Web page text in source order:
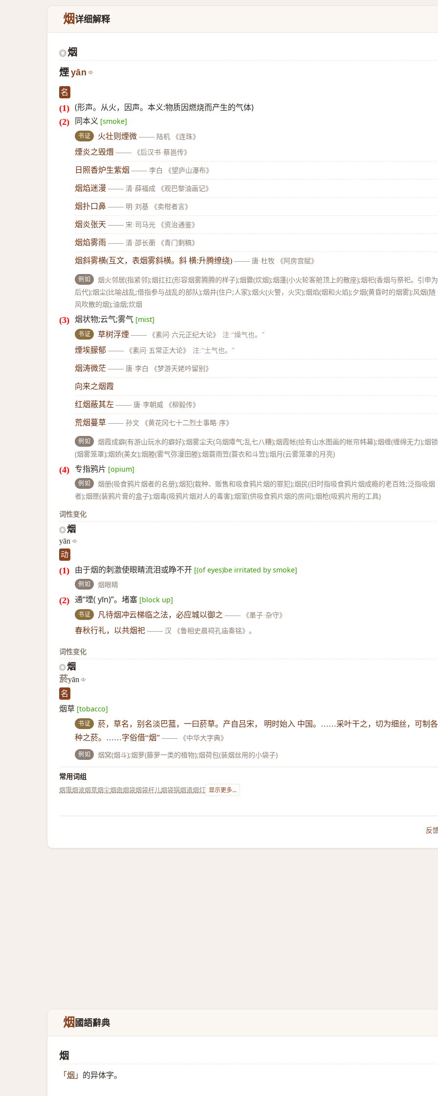
烟详细解释
◎烟
煙 yān
名
(形声。从火，因声。本义:物质因燃烧而产生的气体)
同本义 [smoke]
书证 火壮则煙微 —— 陆机 《连珠》
煙炎之毁熸 —— 《后汉书·蔡邕传》
日照香炉生紫烟 —— 李白 《望庐山瀑布》
烟焰迷漫 —— 清·薛福成 《观巴黎油画记》
烟扑口鼻 —— 明·刘基 《卖柑者言》
烟炎张天 —— 宋·司马光 《资治通鉴》
烟焰雾雨 —— 清·邵长蘅 《青门剩稿》
烟斜雾横(互文，表烟雾斜横。斜 横:升腾缭绕) —— 唐·杜牧 《阿房宫赋》
例如
烟火邻居(指紧邻);烟扛扛(形容烟雾腾腾的样子);烟爨(炊烟);烟蓬(小火轮客舱顶上的散座);烟祀(香烟与祭祀。引申为
后代);烟尘(比喻战乱;借指参与战乱的部队);烟井(住户;人家);烟火(火警，火灾);烟焰(烟和火焰);夕烟(黄昏时的烟雾);风烟(随
风吹散的烟);油烟;炊烟
烟状物;云气;雾气 [mist]
书证 草树浮煙 —— 《素问·六元正纪大论》 注:“燥气也。”
煙埃朦郁 —— 《素问·五常正大论》 注:“土气也。”
烟涛微茫 —— 唐·李白 《梦游天姥吟留别》
向来之烟霞
红烟蔽其左 —— 唐·李朝威 《柳毅传》
荒烟蔓草 —— 孙文 《黄花冈七十二烈士事略·序》
例如
烟霞成癖(有游山玩水的癖好);烟雾尘天(乌烟瘴气;乱七八糟);烟霞帐(绘有山水图画的帐帘帏幕);烟缠(缠绵无力);烟锁
(烟雾笼罩);烟娇(美女);烟塍(雾气弥漫田塍);烟蓑雨笠(蓑衣和斗笠);烟月(云雾笼罩的月亮)
专指鸦片 [opium]
例如
烟册(吸食鸦片烟者的名册);烟犯(栽种、贩售和吸食鸦片烟的罪犯);烟民(旧时指吸食鸦片烟成瘾的老百姓;泛指吸烟
者);烟匣(装鸦片膏的盒子);烟毒(吸鸦片烟对人的毒害);烟室(供吸食鸦片烟的房间);烟枪(吸鸦片用的工具)
词性变化
◎ 烟
yān
动
由于烟的刺激使眼睛流泪或睁不开 [(of eyes)be irritated by smoke]
例如 烟眼睛
通“堙( yīn)”。堵塞 [block up]
书证 凡待烟冲云梯临之法，必应城以御之 —— 《墨子·杂守》
春秋行礼，以共烟祀 —— 汉 《鲁相史晨祠孔庙奏铭》。
词性变化
◎ 烟
菸yān
名
烟草 [tobacco]
书证
菸，草名，别名淡巴菰，一曰菸草。产自吕宋， 明时始入 中国。……采叶干之，切为细丝，可制各
种之菸。……字俗借“烟” —— 《中华大字典》
例如 烟窝(烟斗);烟萝(藤萝一类的植物);烟荷包(装烟丝用的小袋子)
常用词组
烟霭烟波烟草烟尘烟囱烟袋烟袋杆儿烟袋锅烟道烟灯 显示更多...
反
烟國語辭典
烟
「 烟 」 的异体字。